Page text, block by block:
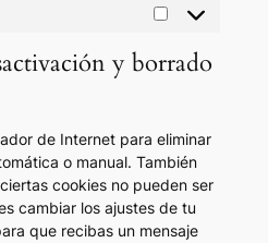
Marketing
y borrado
de Internet para eliminar
o manual. También
cookies no pueden ser
cambiar los ajustes de tu
que recibas un mensaje